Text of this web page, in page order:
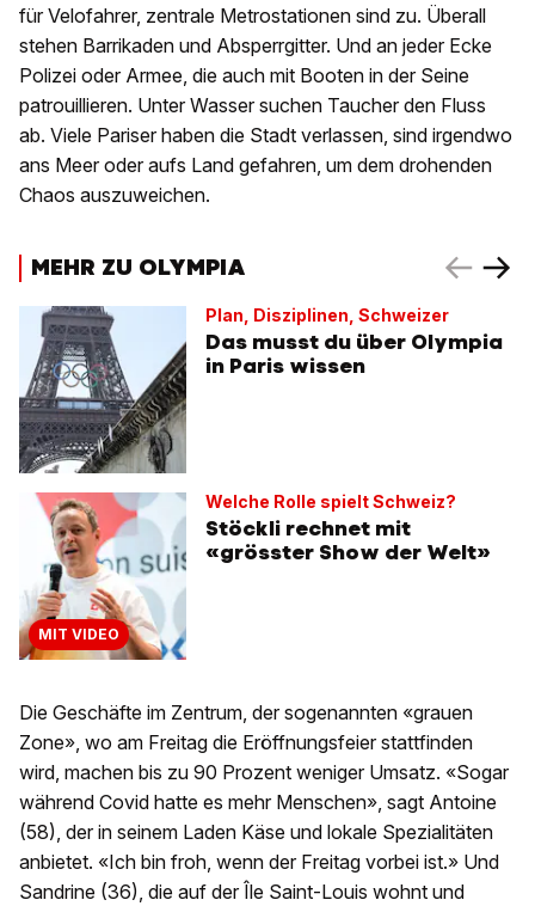
für Velofahrer, zentrale Metrostationen sind zu. Überall
stehen Barrikaden und Absperrgitter. Und an jeder Ecke
Polizei oder Armee, die auch mit Booten in der Seine
patrouillieren. Unter Wasser suchen Taucher den Fluss
ab. Viele Pariser haben die Stadt verlassen, sind irgendwo
ans Meer oder aufs Land gefahren, um dem drohenden
Chaos auszuweichen.
MEHR ZU OLYMPIA
Plan, Disziplinen, Schweizer
Das musst du über Olympia
in Paris wissen
MIT VIDEO
Welche Rolle spielt Schweiz?
Stöckli rechnet mit
«grösster Show der Welt»
Die Geschäfte im Zentrum, der sogenannten «grauen
Zone», wo am Freitag die Eröffnungsfeier stattfinden
wird, machen bis zu 90 Prozent weniger Umsatz. «Sogar
während Covid hatte es mehr Menschen», sagt Antoine
(58), der in seinem Laden Käse und lokale Spezialitäten
anbietet. «Ich bin froh, wenn der Freitag vorbei ist.» Und
Sandrine (36), die auf der Île Saint-Louis wohnt und